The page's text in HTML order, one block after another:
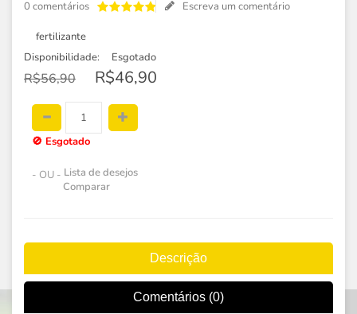
0 comentários Escreva um comentário
fertilizante
Disponibilidade:
Esgotado
R$56,90 R$46,90
🚫 Esgotado
- OU - Lista de desejos
Comparar
Descrição
Comentários (0)